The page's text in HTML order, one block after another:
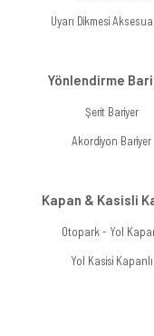
Uyarı Dikmesi
Yönlendirme
Şerit Bariyer
Akordiyon Bariyer
Kapan & Kasisli
Otopark - Yol
Yol Kasisi Kapanlı